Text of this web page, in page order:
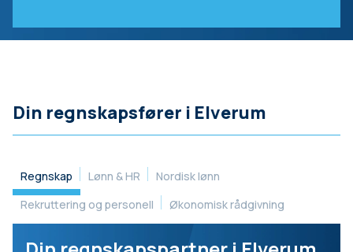
Din regnskapsfører i Elverum
Regnskap Lønn & HR
Nordisk lønn
Rekruttering og personell
Økonomisk rådgivning